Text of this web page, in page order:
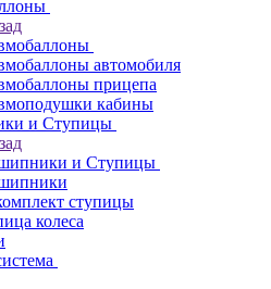
автомобиля
прицепа
кабины
и Ступицы
и Ступицы
ступицы
колеса